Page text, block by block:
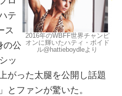
2016年のWBFF世界チャンピ
オンに輝いたハティ・ボイド
ル@hattieboydleより
テ
ス
の公
ッ
がった太腿を公開し話題
とファンが驚いた。